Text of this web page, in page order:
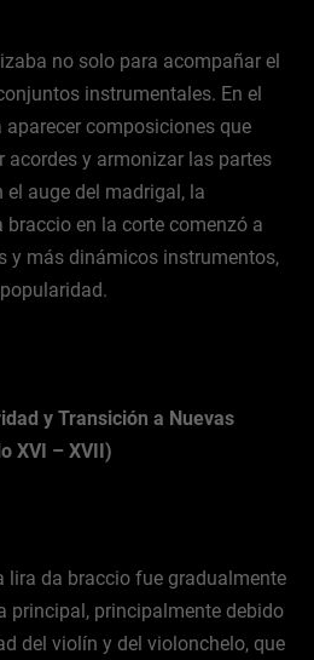
no solo para acompañar el
instrumentales. En el
aparecer composiciones que
acordes y armonizar las partes
el auge del madrigal, la
en la corte comenzó a
y más dinámicos instrumentos,
y Transición a Nuevas
XVI – XVII)
lira da braccio fue gradualmente
principal, principalmente debido
del violín y del violonchelo, que